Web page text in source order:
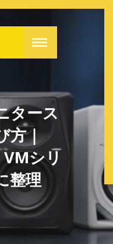
タース
方｜
VMシリ
整理